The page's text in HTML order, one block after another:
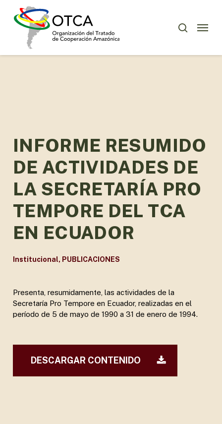
Menu
INFORME RESUMIDO
DE ACTIVIDADES DE
LA SECRETARÍA PRO
TEMPORE DEL TCA
EN ECUADOR
Institucional, PUBLICACIONES
Presenta, resumidamente, las actividades de la
Secretaría Pro Tempore en Ecuador, realizadas en el
período de 5 de mayo de 1990 a 31 de enero de 1994.
DESCARGAR CONTENIDO